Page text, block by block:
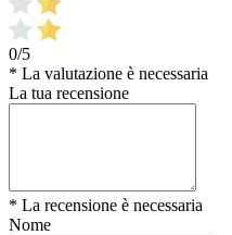
0/5
* La valutazione è necessaria
La tua recensione
* La recensione è necessaria
Nome